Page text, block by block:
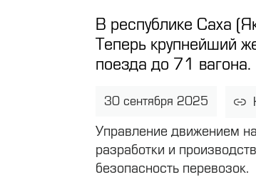
В республике Саха
Теперь крупнейший
поезда до 71 вагона.
30 сентября 2025
Управление движением
разработки и
безопасность перевозок.